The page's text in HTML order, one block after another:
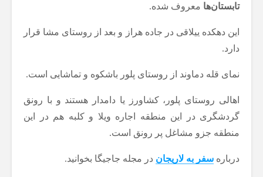
تابستان‌ها معروف شده.
این دهکده ییلاقی در جاده هراز و بعد از روستای مشا قرار
دارد.
نمای قله دماوند از روستای پلور باشکوه و تماشایی است.
اهالی روستای پلور، کشاورز یا دامدار هستند و با رونق
گردشگری در این منطقه اجاره ویلا و کلبه هم در این
منطقه جزو مشاغل پر رونق است.
درباره سفر به لاریجان در مجله جاجیگا بخوانید.